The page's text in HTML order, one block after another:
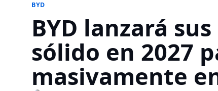
BYD
BYD lanzará
sólido en 2027
masivamente